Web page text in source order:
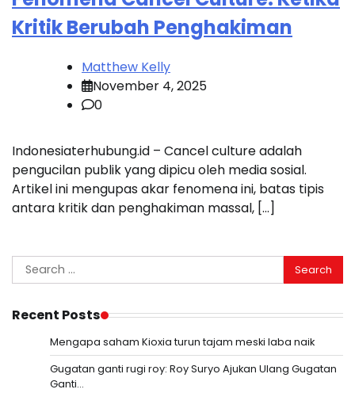
Kritik Berubah Penghakiman
Matthew Kelly
November 4, 2025
0
Indonesiaterhubung.id – Cancel culture adalah
pengucilan publik yang dipicu oleh media sosial.
Artikel ini mengupas akar fenomena ini, batas tipis
antara kritik dan penghakiman massal, […]
Search
for:
Recent Posts
Mengapa saham Kioxia turun tajam meski laba naik
Gugatan ganti rugi roy: Roy Suryo Ajukan Ulang Gugatan
Ganti…